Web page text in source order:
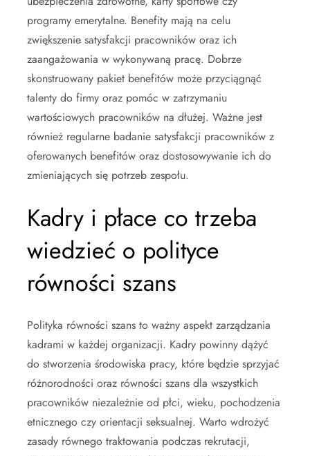
programy emerytalne. Benefity mają na celu
zwiększenie satysfakcji pracowników oraz ich
zaangażowania w wykonywaną pracę. Dobrze
skonstruowany pakiet benefitów może przyciągnąć
talenty do firmy oraz pomóc w zatrzymaniu
wartościowych pracowników na dłużej. Ważne jest
również regularne badanie satysfakcji pracowników z
oferowanych benefitów oraz dostosowywanie ich do
zmieniających się potrzeb zespołu.
Kadry i płace co trzeba
wiedzieć o polityce
równości szans
Polityka równości szans to ważny aspekt zarządzania
kadrami w każdej organizacji. Kadry powinny dążyć
do stworzenia środowiska pracy, które będzie sprzyjać
różnorodności oraz równości szans dla wszystkich
pracowników niezależnie od płci, wieku, pochodzenia
etnicznego czy orientacji seksualnej. Warto wdrożyć
zasady równego traktowania podczas rekrutacji,